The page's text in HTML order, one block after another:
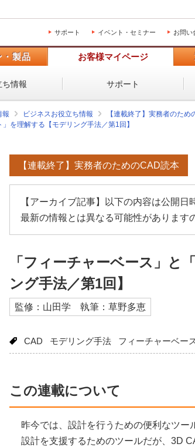
サポート イベント・セミナー お問い
・製品 お客様マイページ
ち情報 サポート
報 ビジネスお役立ち情報 【連載終了】実務者のため
を理解する【モデリング手法／第1回】
【連載終了】実務者のためのCAD読本
【アーカイブ記事】以下の内容は公開日
最新の情報とは異なる可能性があります
「フィーチャーベース」と
ング手法／第1回】
監修：山田学 執筆：草野多恵
CAD モデリング手法 フィーチャーベー
この連載について
昨今では、設計を行うための便利なツ
設計を支援するためのツールだが、3D